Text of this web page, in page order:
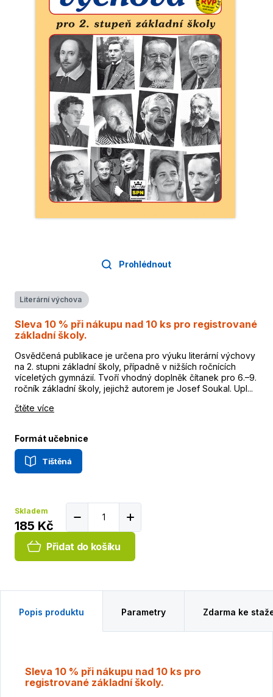
Prohlédnout
Literární výchova
Sleva 10 % při nákupu nad 10 ks pro registrované
základní školy.
Osvědčená publikace je určena pro výuku literární výchovy
na 2. stupni základní školy, případně v nižších ročnících
víceletých gymnázií. Tvoří vhodný doplněk čítanek pro 6.–9.
ročník základní školy, jejichž autorem je Josef Soukal. Upl...
čtěte více
Formát učebnice
Tištěná
Skladem
185 Kč
Přidat do košíku
Popis produktu Parametry Zdarma ke
Sleva 10 % při nákupu nad 10 ks pro
registrované základní školy.